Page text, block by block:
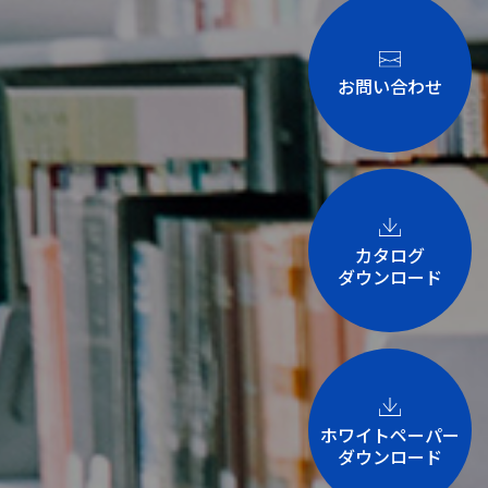
お問い合わせ
カタログ
ダウンロード
ホワイトペーパー
ダウンロード